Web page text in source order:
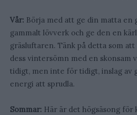
Vår: Börja med att ge din matta en
gammalt lövverk och ge den en
gräsluftaren. Tänk på detta som
dess vintersömn med en skonsam
tidigt, men inte för tidigt, inslag av
energi att sprudla.
Sommar: Här är det högsäsong